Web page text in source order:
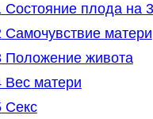
Состояние плода на
Самочувствие матери
Положение живота
Вес матери
Секс